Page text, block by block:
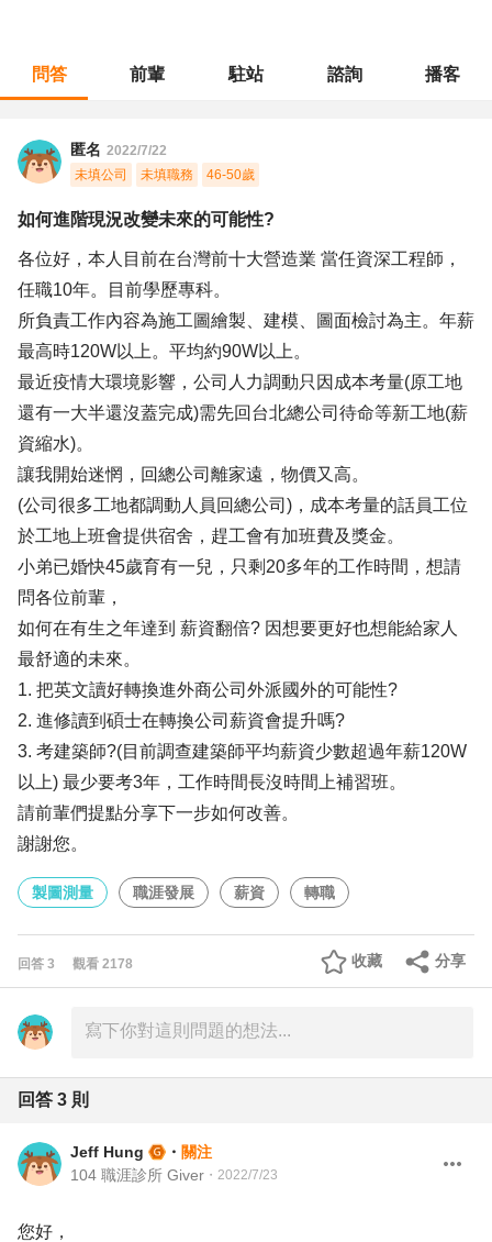
問答 前輩 駐站 諮詢 播客
匿名 2022/7/22
未填公司
未填職務 46-50歲
如何進階現況改變未來的可能性?
各位好，本人目前在台灣前十大營造業 當任資深工程師，
任職10年。目前學歷專科。
所負責工作內容為施工圖繪製、建模、圖面檢討為主。年薪
最高時120W以上。平均約90W以上。
最近疫情大環境影響，公司人力調動只因成本考量(原工地
還有一大半還沒蓋完成)需先回台北總公司待命等新工地(薪
資縮水)。
讓我開始迷惘，回總公司離家遠，物價又高。
(公司很多工地都調動人員回總公司)，成本考量的話員工位
於工地上班會提供宿舍，趕工會有加班費及獎金。
小弟已婚快45歲育有一兒，只剩20多年的工作時間，想請
問各位前輩，
如何在有生之年達到 薪資翻倍? 因想要更好也想能給家人
最舒適的未來。
1. 把英文讀好轉換進外商公司外派國外的可能性?
2. 進修讀到碩士在轉換公司薪資會提升嗎?
3. 考建築師?(目前調查建築師平均薪資少數超過年薪120W
以上) 最少要考3年，工作時間長沒時間上補習班。
請前輩們提點分享下一步如何改善。
謝謝您。
製圖測量 職涯發展 薪資 轉職
回答 3 觀看 2178 分享
收藏
回答 3 則
Jeff Hung ・ 關注
104 職涯診所 Giver ・ 2022/7/23
您好，